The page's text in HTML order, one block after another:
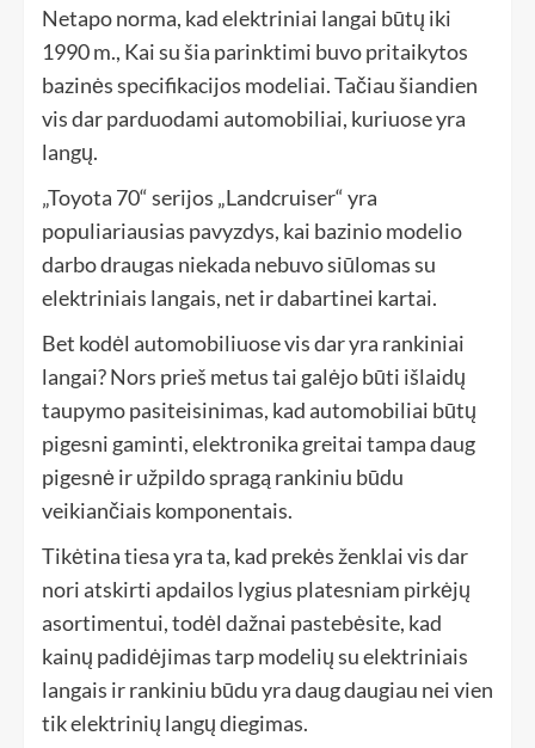
Netapo norma, kad elektriniai langai būtų iki
1990 m., Kai su šia parinktimi buvo pritaikytos
bazinės specifikacijos modeliai. Tačiau šiandien
vis dar parduodami automobiliai, kuriuose yra
langų.
„Toyota 70“ serijos „Landcruiser“ yra
populiariausias pavyzdys, kai bazinio modelio
darbo draugas niekada nebuvo siūlomas su
elektriniais langais, net ir dabartinei kartai.
Bet kodėl automobiliuose vis dar yra rankiniai
langai? Nors prieš metus tai galėjo būti išlaidų
taupymo pasiteisinimas, kad automobiliai būtų
pigesni gaminti, elektronika greitai tampa daug
pigesnė ir užpildo spragą rankiniu būdu
veikiančiais komponentais.
Tikėtina tiesa yra ta, kad prekės ženklai vis dar
nori atskirti apdailos lygius platesniam pirkėjų
asortimentui, todėl dažnai pastebėsite, kad
kainų padidėjimas tarp modelių su elektriniais
langais ir rankiniu būdu yra daug daugiau nei vien
tik elektrinių langų diegimas.